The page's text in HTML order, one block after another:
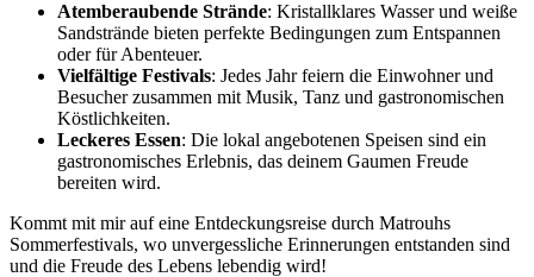
Atemberaubende Strände: Kristallklares Wasser und weiße
Sandstrände bieten perfekte Bedingungen zum Entspannen
oder für Abenteuer.
Vielfältige Festivals: Jedes Jahr feiern die Einwohner und
Besucher zusammen mit Musik, Tanz und gastronomischen
Köstlichkeiten.
Leckeres Essen: Die lokal angebotenen Speisen sind ein
gastronomisches Erlebnis, das deinem Gaumen Freude
bereiten wird.
Kommt mit mir auf eine Entdeckungsreise durch Matrouhs
Sommerfestivals, wo unvergessliche Erinnerungen entstanden sind
und die Freude des Lebens lebendig wird!